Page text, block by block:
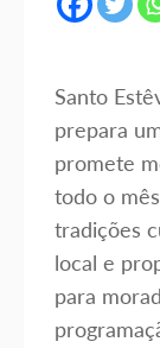
Santo
prepara
promete
todo o
tradições
local e
para